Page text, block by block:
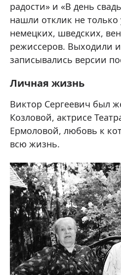
радости» и «В день
нашли отклик не только
немецких, шведских,
режиссеров. Выходили
записывались версии
Личная жизнь
Виктор Сергеевич был
Козловой, актрисе
Ермоловой, любовь к
всю жизнь.